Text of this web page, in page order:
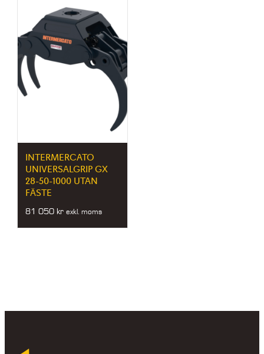
INTERMERCATO
UNIVERSALGRIP GX
28-50-1000 UTAN
FÄSTE
81 050 kr exkl. moms